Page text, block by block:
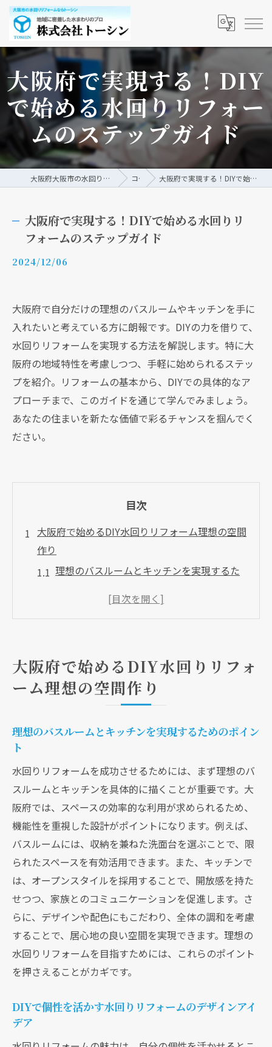
大阪府で実現する！DIY
で始める水回りリフォー
ムのステップガイド
大阪府大阪市の水回りリフォームなら株式会社トーシン コラム 大阪府で実現する！DIYで始める水回りリフォームのステップガイド
大阪府で実現する！DIYで始める水回りリ
フォームのステップガイド
2024/12/06
大阪府で自分だけの理想のバスルームやキッチンを手に
入れたいと考えている方に朗報です。DIYの力を借りて、
水回りリフォームを実現する方法を解説します。特に大
阪府の地域特性を考慮しつつ、手軽に始められるステッ
プを紹介。リフォームの基本から、DIYでの具体的なア
プローチまで、このガイドを通じて学んでみましょう。
あなたの住まいを新たな価値で彩るチャンスを掴んでく
ださい。
目次
大阪府で始めるDIY水回りリフォーム理想の空間
作り
理想のバスルームとキッチンを実現するた
DIYで個性を活かす水回りリフォームのデザ
の工夫
快適な空間作りに必要な水回りリフォーム
見落としがちな大阪府の地域特性を活かし
DIYで叶える住まいの新たな価値創造
水回りリフォームDIY大阪府での成功事例と失敗
から学ぶ
大阪府で成功した水回りリフォーム事例を
紹介
失敗事例から学ぶリフォームの注意点
DIY初心者が陥りやすいミスとその回避方法
成功するためのリフォームプランニングの
重要性
事例から探る大阪府の人気DIYリフォームト
レンド
点
基本知識
大阪府で始めるDIY水回りリフォ
ーム理想の空間作り
理想のバスルームとキッチンを実現するためのポイン
ト
水回りリフォームを成功させるためには、まず理想のバ
スルームとキッチンを具体的に描くことが重要です。大
阪府では、スペースの効率的な利用が求められるため、
機能性を重視した設計がポイントになります。例えば、
バスルームには、収納を兼ねた洗面台を選ぶことで、限
られたスペースを有効活用できます。また、キッチンで
は、オープンスタイルを採用することで、開放感を持た
せつつ、家族とのコミュニケーションを促進します。さ
らに、デザインや配色にもこだわり、全体の調和を考慮
することで、居心地の良い空間を実現できます。理想の
水回りリフォームを目指すためには、これらのポイント
を押さえることがカギです。
DIYで個性を活かす水回りリフォームのデザインアイ
デア